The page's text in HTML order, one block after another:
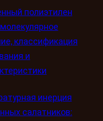
полиэтилен
классификация
и
инерция
салатников: